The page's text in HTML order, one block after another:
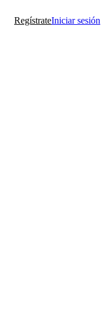
RegístrateIniciar sesión